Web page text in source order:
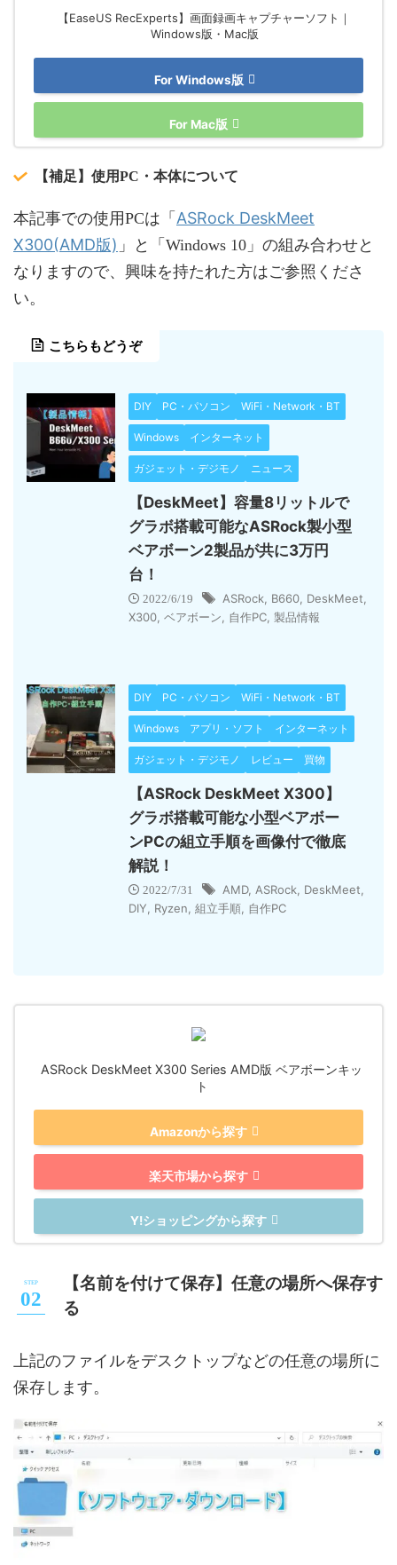
【EaseUS RecExperts】画面録画キャプチャーソフト｜
Windows版・Mac版
For Windows版
For Mac版
【補足】使用PC・本体について
本記事での使用PCは「 ASRock DeskMeet
X300(AMD版) 」と「Windows 10」の組み合わせと
なりますので、興味を持たれた方はご参照くださ
い。
こちらもどうぞ
DIY PC・パソコン WiFi・Network・BT
Windows インターネット
ガジェット・デジモノ ニュース
【DeskMeet】容量8リットルで
グラボ搭載可能なASRock製小型
ベアボーン2製品が共に3万円
台！
2022/6/19 ASRock B660 DeskMeet
X300 ベアボーン 自作PC 製品情報
DIY PC・パソコン WiFi・Network・BT
Windows アプリ・ソフト インターネット
ガジェット・デジモノ レビュー 買物
【ASRock DeskMeet X300】
グラボ搭載可能な小型ベアボー
ンPCの組立手順を画像付で徹底
解説！
2022/7/31 AMD, ASRock DeskMeet
DIY
Ryzen 組立手順 自作PC
ASRock DeskMeet X300 Series AMD版 ベアボーンキッ
ト
Amazonから探す
楽天市場から探す
Y!ショッピングから探す
【名前を付けて保存】任意の場所へ保存す
る
上記のファイルをデスクトップなどの任意の場所に
保存します。